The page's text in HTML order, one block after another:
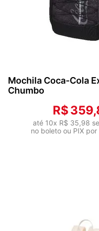
Mochila Coca-Cola
Chumbo
R$359,
até 10x R$ 35,98
no boleto ou PIX por
ADICIONAR AO